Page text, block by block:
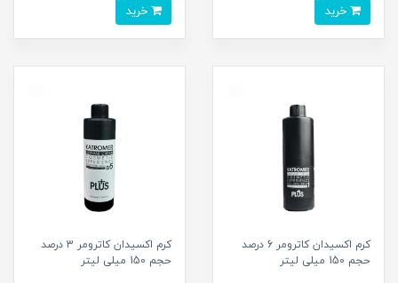
کرم اکسیدان کاترومر 6 درصد
حجم 150 میلی لیتر
کرم اکسیدان کاترومر 3 درصد
حجم 150 میلی لیتر